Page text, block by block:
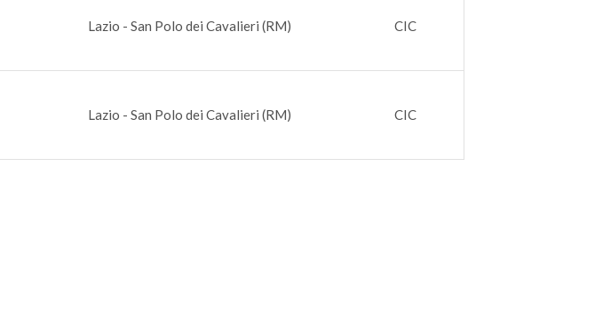
Lazio - San Polo dei Cavalieri (RM) CIC
Lazio - San Polo dei Cavalieri (RM) CIC